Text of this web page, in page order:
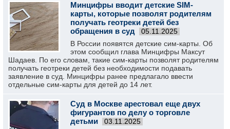
Минцифры вводит детские SIM-
карты, которые позволят родителям
получать геотреки детей без
обращения в суд
05.11.2025
В России появятся детские сим-карты. Об
этом сообщил глава Минцифры Максут
Шадаев. По его словам, такие сим-карты позволят родителям
получать геотреки детей без необходимости подавать
заявление в суд. Минцифры ранее предлагало ввести
отдельные сим-карты для детей до 14 лет.
Cуд в Москве арестовал еще двух
фигурантов по делу о торговле
детьми
03.11.2025